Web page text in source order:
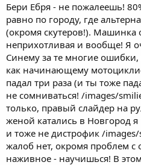
Бери Ебря - не пожалеешь!
равно по городу, где
(окромя скутеров!). Машинка
неприхотливая и вообще! Я
Синему за те многие
как начинающему
падал три раза (и ты тоже
не сомниваться! /images/
только, правый слайдер на
женой катались в Новгород
и тоже не дистрофик /
жалоб нет, окромя проблем с
наживное - научишься! В